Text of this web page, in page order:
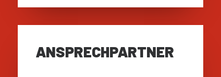
ANSPRECH­PARTNER